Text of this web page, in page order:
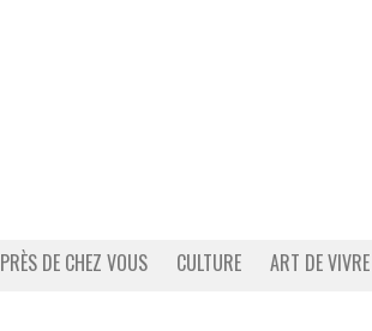
PRÈS DE CHEZ VOUS CULTURE ART DE VIVRE